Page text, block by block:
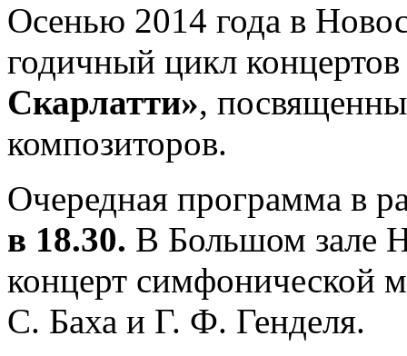
Осенью 2014 года в
годичный цикл
Скарлатти»,
композиторов.
Очередная программа в
в 18.30. В Большом зале
концерт симфонической
С. Баха и Г. Ф. Генделя.